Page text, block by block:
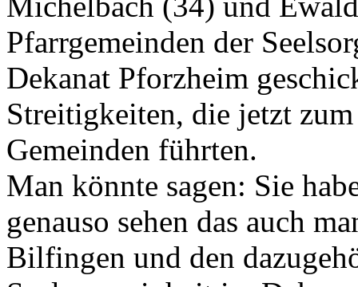
Pfarrgemeinden der
Dekanat Pforzheim
Streitigkeiten, die jetzt
Gemeinden führten.
Man könnte sagen: Sie
genauso sehen das auch
Bilfingen und den